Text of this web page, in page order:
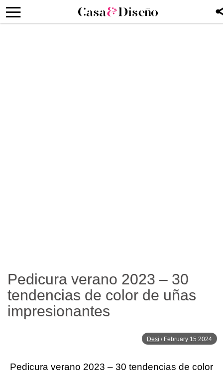
Pedicura verano 2023 – 30
tendencias de color de uñas
impresionantes
Desi / February 15 2024
Pedicura verano 2023 – 30 tendencias de color